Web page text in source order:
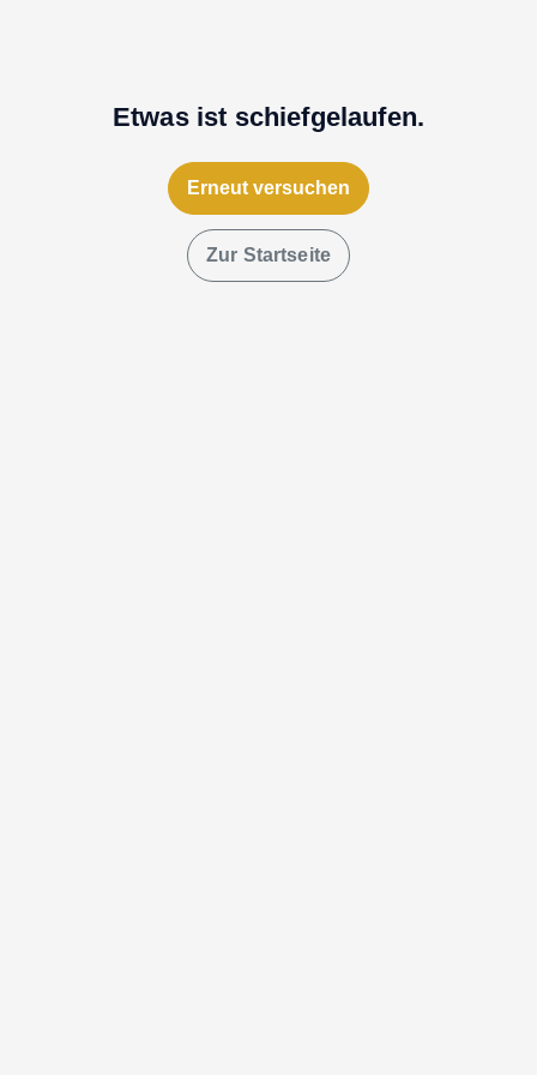
Etwas ist schiefgelaufen.
Erneut versuchen
Zur Startseite